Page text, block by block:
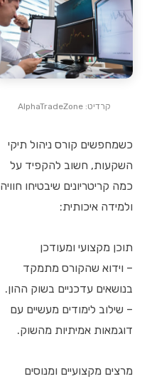
קרדיט: AlphaTradeZone
כשמחפשים קורס ניהול תיקי
השקעות, חשוב להקפיד על
כמה קריטריונים שיבטיחו חוויה
ולמידה איכותית:
תוכן מקצועי ומעודכן
– וידוא שהקורס מתמקד
בנושאים עדכניים בשוק ההון.
– שילוב לימודים מעשיים עם
דוגמאות אמיתיות מהשוק.
מרצים מקצועיים ומנוסים